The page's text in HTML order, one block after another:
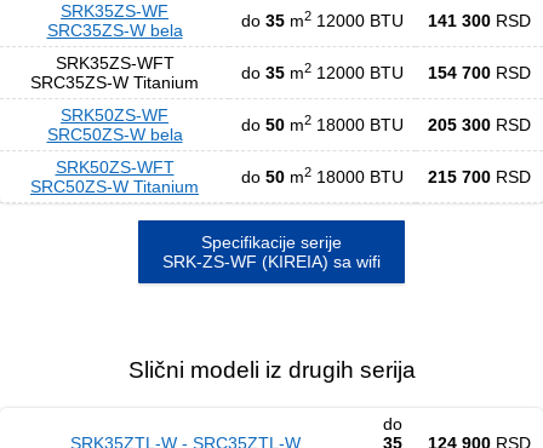
SRK35ZS-WF
SRC35ZS-W bela
do 35 m2 12000 BTU 141 300 RSD
SRK35ZS-WFT
SRC35ZS-W Titanium
do 35 m2 12000 BTU 154 700 RSD
SRK50ZS-WF
SRC50ZS-W bela
do 50 m2 18000 BTU 205 300 RSD
SRK50ZS-WFT
SRC50ZS-W Titanium
do 50 m2 18000 BTU 215 700 RSD
Specifikacije serije
SRK-ZS-WF (KIREIA) sa wifi
Slični modeli iz drugih serija
SRK35ZTL-W - SRC35ZTL-W
do
35
124 900 RSD